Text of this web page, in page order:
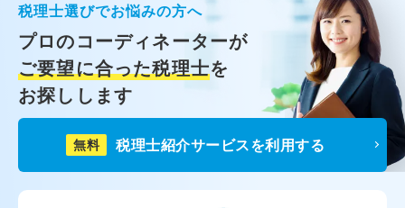
税理士選びでお悩みの方へ
プロのコーディネーターが
ご要望に合った税理士を
お探しします
無料 税理士紹介サービスを利用する